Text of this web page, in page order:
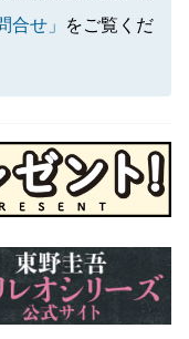
合せ」
をご覧くだ